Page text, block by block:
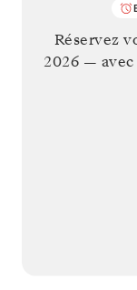
Réservez
2026 — avec